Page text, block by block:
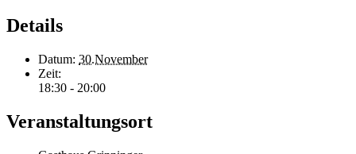
Details
Datum: 30.November
Zeit:
18:30 - 20:00
Veranstaltungsort